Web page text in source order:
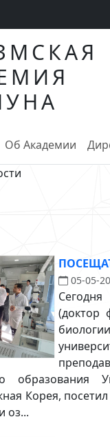
Об Академии
05-05-
(доктор
Корея,
оз...